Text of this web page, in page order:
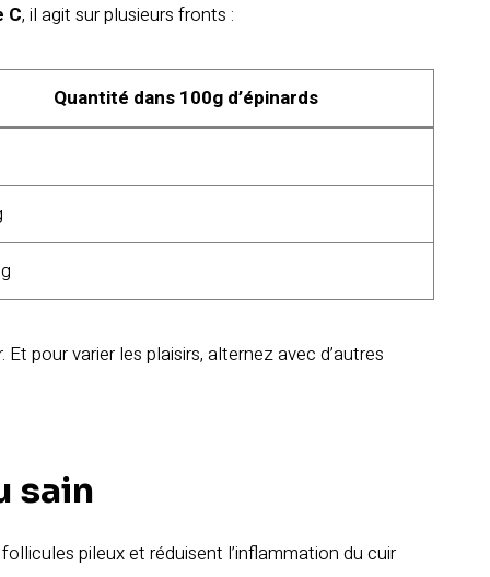
C, il agit sur plusieurs fronts :
Quantité dans 100g d’épinards
pour varier les plaisirs, alternez avec d’autres
sain
pileux et réduisent l’inflammation du cuir